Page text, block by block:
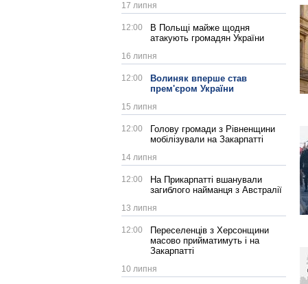
17 липня
12:00
В Польщі майже щодня
атакують громадян України
16 липня
12:00
Волиняк вперше став
прем'єром України
15 липня
12:00
Голову громади з Рівненщини
мобілізували на Закарпатті
14 липня
12:00
На Прикарпатті вшанували
загиблого найманця з Австралії
13 липня
12:00
Переселенців з Херсонщини
масово прийматимуть і на
Закарпатті
10 липня